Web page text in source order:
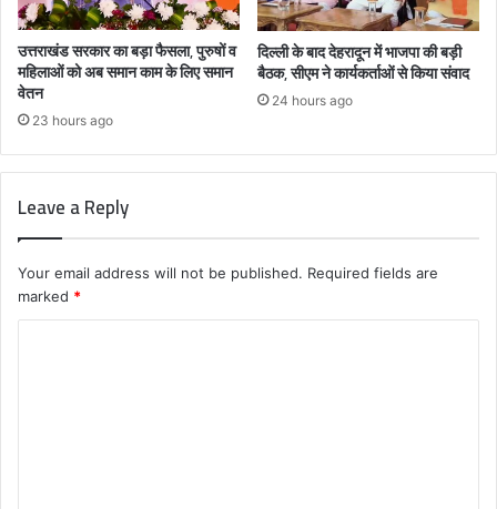
उत्तराखंड सरकार का बड़ा फैसला, पुरुषों व
महिलाओं को अब समान काम के लिए समान
वेतन
23 hours ago
दिल्ली के बाद देहरादून में भाजपा की बड़ी
बैठक, सीएम ने कार्यकर्ताओं से किया संवाद
24 hours ago
Leave a Reply
Your email address will not be published. Required fields are
marked *